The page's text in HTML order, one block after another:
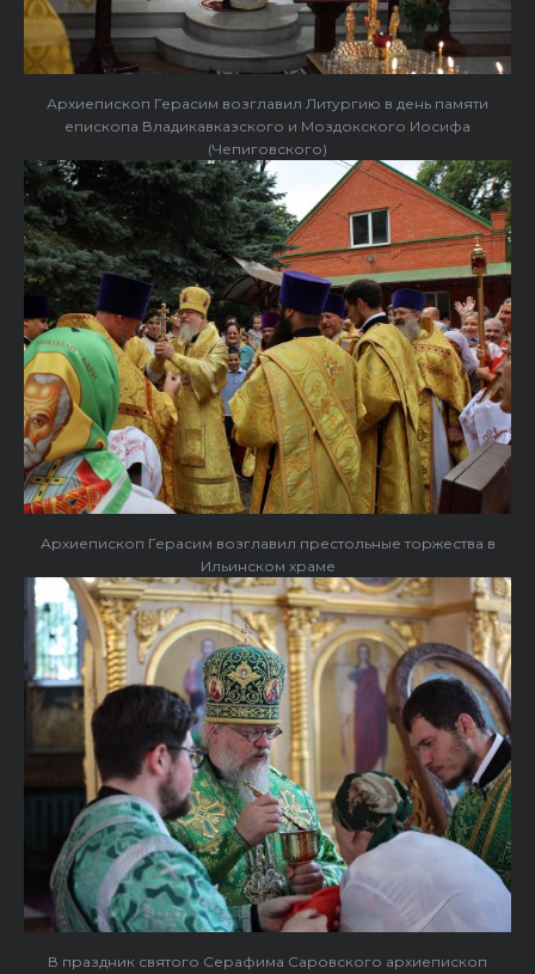
Архиепископ Герасим возглавил Литургию в день памяти
епископа Владикавказского и Моздокского Иосифа
(Чепиговского)
Архиепископ Герасим возглавил престольные торжества в
Ильинском храме
В праздник святого Серафима Саровского архиепископ